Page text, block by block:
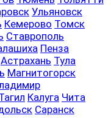
Ульяновск
Кемерово Томск
Ставрополь
Пенза
Астрахань Тула
Магнитогорск
Калуга Чита
Саранск